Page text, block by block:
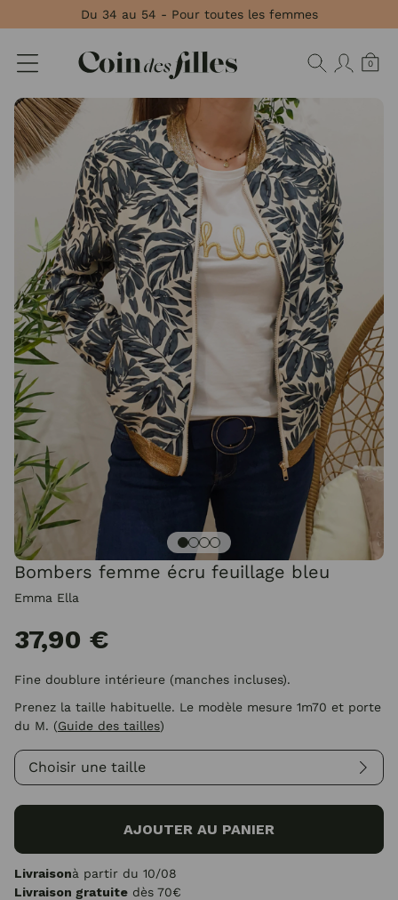
Du 34 au 54 - Pour toutes les femmes
0
Bombers femme écru feuillage bleu
Emma Ella
37,90 €
Fine doublure intérieure (manches incluses).
Prenez la taille habituelle. Le modèle mesure 1m70 et porte
du M. (Guide des tailles)
Choisir une taille
AJOUTER AU PANIER
Livraisonà partir du 10/08
Livraison gratuite dès 70€
Panneau de gestion des cookies